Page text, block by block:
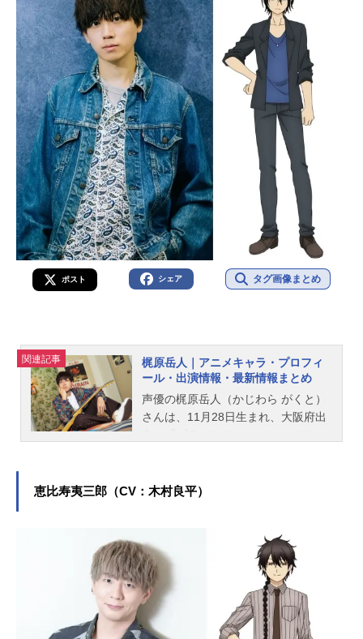
ポスト シェア タグ画像まとめ
関連記事
梶原岳人｜アニメキャラ・プロフィ
ール・出演情報・最新情報まとめ
声優の梶原岳人（かじわら がくと）
さんは、11月28日生まれ、大阪府出
を演じています。こちらでは、梶原
恵比寿夷三郎（CV：木村良平）